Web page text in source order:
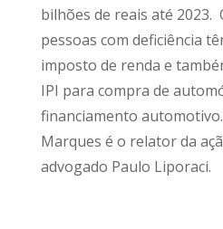
bilhões de reais até 2023.
pessoas com deficiência
imposto de renda e
IPI para compra de
financiamento
Marques é o relator da
advogado Paulo Liporaci.